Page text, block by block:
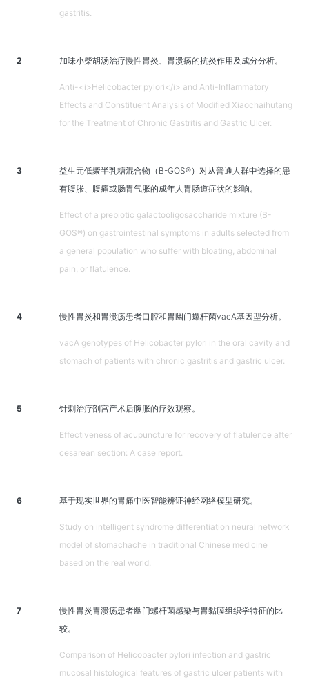
gastritis.
2 加味小柴胡汤治疗慢性胃炎、胃溃疡的抗炎作用及成分分析。
Anti-<i>Helicobacter pylori</i> and Anti-Inflammatory
Effects and Constituent Analysis of Modified Xiaochaihutang
for the Treatment of Chronic Gastritis and Gastric Ulcer.
3
益生元低聚半乳糖混合物（B-GOS®）对从普通人群中选择的患
有腹胀、腹痛或肠胃气胀的成年人胃肠道症状的影响。
Effect of a prebiotic galactooligosaccharide mixture (B-
GOS®) on gastrointestinal symptoms in adults selected from
a general population who suffer with bloating, abdominal
pain, or flatulence.
4 慢性胃炎和胃溃疡患者口腔和胃幽门螺杆菌vacA基因型分析。
vacA genotypes of Helicobacter pylori in the oral cavity and
stomach of patients with chronic gastritis and gastric ulcer.
5 针刺治疗剖宫产术后腹胀的疗效观察。
Effectiveness of acupuncture for recovery of flatulence after
cesarean section: A case report.
6 基于现实世界的胃痛中医智能辨证神经网络模型研究。
Study on intelligent syndrome differentiation neural network
model of stomachache in traditional Chinese medicine
based on the real world.
7
慢性胃炎胃溃疡患者幽门螺杆菌感染与胃黏膜组织学特征的比
较。
Comparison of Helicobacter pylori infection and gastric
mucosal histological features of gastric ulcer patients with